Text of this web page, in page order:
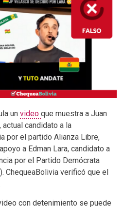
un video que muestra a Juan
actual candidato a la
por el partido Alianza Libre,
a Edman Lara, candidato a
por el Partido Demócrata
ChequeaBolivia verificó que el
con detenimiento se puede